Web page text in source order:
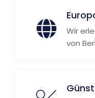
Wir
von